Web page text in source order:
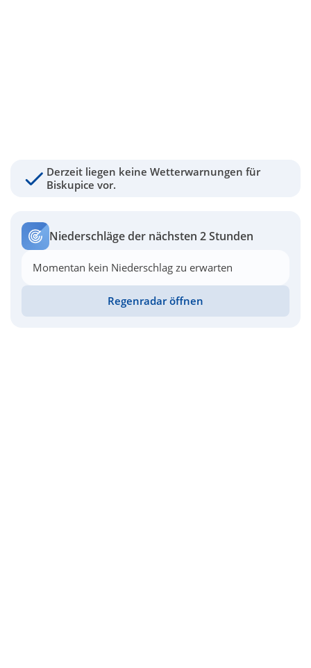
Derzeit liegen keine Wetterwarnungen für
Biskupice vor.
Niederschläge der nächsten 2 Stunden
Momentan kein Niederschlag zu erwarten
Regenradar öffnen